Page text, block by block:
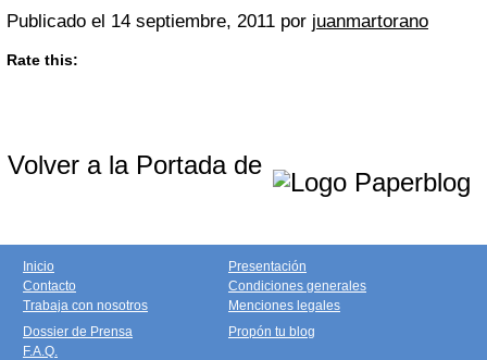
Publicado el 14 septiembre, 2011 por juanmartorano
Rate this:
Volver a la Portada de
Inicio
Contacto
Trabaja con nosotros
Presentación
Condiciones generales
Menciones legales
Dossier de Prensa
F.A.Q.
Propón tu blog